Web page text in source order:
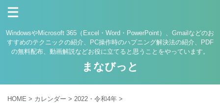
WindowsやMicrosoft 365（Excel・Word・PowerPoint）、Gmailなどのお
すすめのテクニックの紹介、PC操作時のハプニング解決法の紹介、PDF
の無料配布、動画解説などお役に立てると思うことをやっています。
まなびっと
HOME > カレンダー > 2022・令和4年 >